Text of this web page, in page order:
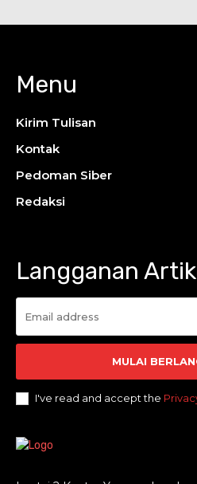
Langganan
MULAI
I've read and accept the
Menu
Kirim Tulisan
Kontak
Pedoman Siber
Redaksi